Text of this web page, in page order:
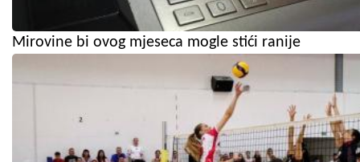
Mirovine bi ovog mjeseca mogle stići ranije